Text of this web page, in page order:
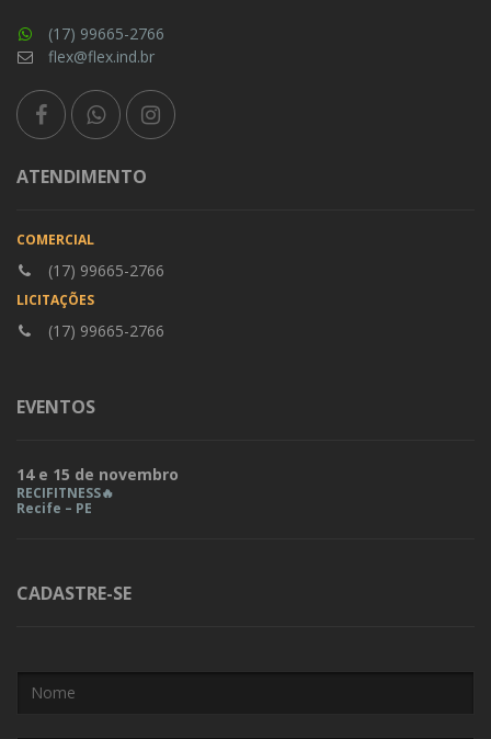
(17) 99665-2766
flex@flex.ind.br
ATENDIMENTO
COMERCIAL
(17) 99665-2766
LICITAÇÕES
(17) 99665-2766
EVENTOS
14 e 15 de novembro
RECIFITNESS🔥
Recife – PE
CADASTRE-SE